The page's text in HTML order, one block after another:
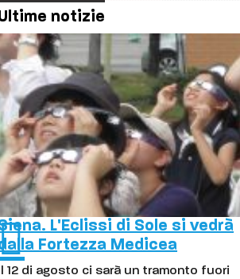
notizie
L'Eclissi di Sole si vedrà
Fortezza Medicea
Il 12 di agosto ci sarà un tramonto fuori